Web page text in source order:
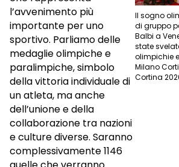
l’avvenimento più
importante per uno
sportivo. Parliamo delle
medaglie olimpiche e
paralimpiche, simbolo
della vittoria individuale di
un atleta, ma anche
dell’unione e della
collaborazione tra nazioni
e culture diverse. Saranno
complessivamente 1146
Il sogno
di gruppo
Balbi a
state
olimpichie
Milano
Cortina